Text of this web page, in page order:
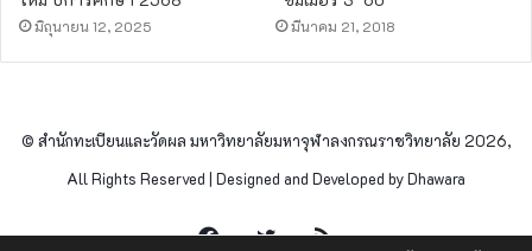
มิถุนายน 12, 2025 มีนาคม 21, 2018
© สำนักทะเบียนและวัดผล มหาวิทยาลัยมหาจุฬาลงกรณราชวิทยาลัย 2026,
All Rights Reserved | Designed and Developed by Dhawara
FacebookTwitterRSS